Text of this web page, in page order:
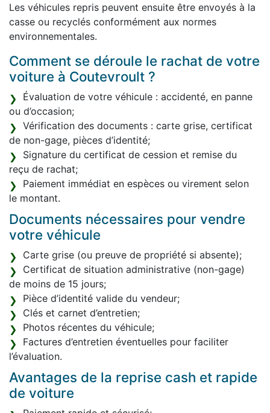
Les véhicules repris peuvent ensuite être envoyés à la
casse ou recyclés conformément aux normes
environnementales.
Comment se déroule le rachat de votre
voiture à Coutevroult ?
Évaluation de votre véhicule : accidenté, en panne
ou d’occasion;
Vérification des documents : carte grise, certificat
de non-gage, pièces d’identité;
Signature du certificat de cession et remise du
reçu de rachat;
Paiement immédiat en espèces ou virement selon
le montant.
Documents nécessaires pour vendre
votre véhicule
Carte grise (ou preuve de propriété si absente);
Certificat de situation administrative (non-gage)
de moins de 15 jours;
Pièce d’identité valide du vendeur;
Clés et carnet d’entretien;
Photos récentes du véhicule;
Factures d’entretien éventuelles pour faciliter
l’évaluation.
Avantages de la reprise cash et rapide
de voiture